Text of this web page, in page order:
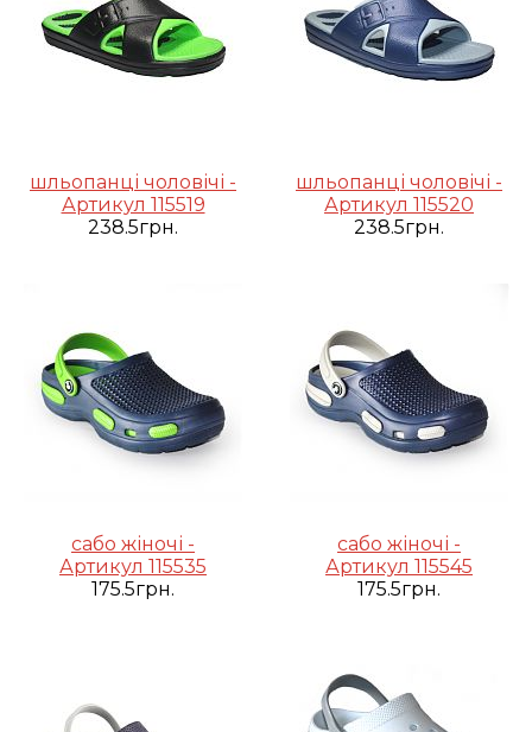
шльопанці чоловічі -
Артикул 115519
238.5грн.
шльопанці чоловічі -
Артикул 115520
238.5грн.
сабо жіночі -
Артикул 115535
175.5грн.
сабо жіночі -
Артикул 115545
175.5грн.